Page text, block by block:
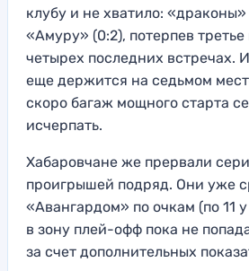
клубу и не хватило:
«Амуру» (0:2), потерпев
четырех последних встречах.
еще держится на седьмом
скоро багаж мощного старта
исчерпать.
Хабаровчане же прервали
проигрышей подряд. Они уже
«Авангардом» по очкам (по 11
в зону плей-офф пока не
за счет дополнительных